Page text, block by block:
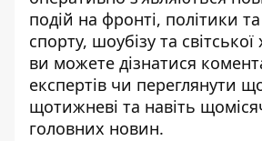
подій на фронті, політики
спорту, шоубізу та
ви можете дізнатися
експертів чи переглянути
щотижневі та навіть
головних новин.